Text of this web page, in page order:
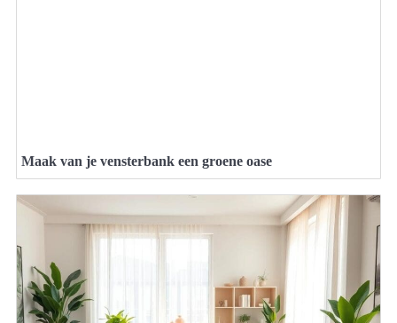
Maak van je vensterbank een groene oase